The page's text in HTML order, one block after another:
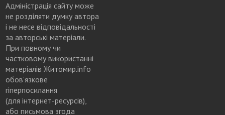
Адміністрація сайту може
не розділяти думку автора
і не несе відповідальності
за авторські матеріали.
При повному чи
частковому використанні
матеріалів Житомир.info
обов’язкове
гіперпосилання
(для інтернет-ресурсів),
або письмова згода